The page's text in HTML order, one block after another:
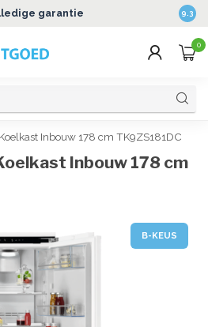
garantie 9.3
0
Inbouw 178 cm TK9ZS181DC
Inbouw 178 cm
B-KEUS